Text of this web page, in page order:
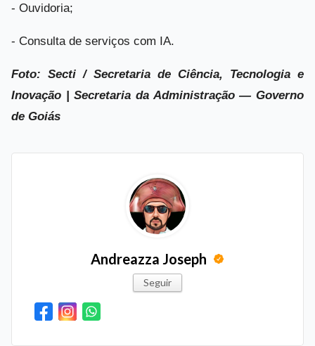
- Ouvidoria;
- Consulta de serviços com IA.
Foto: Secti / Secretaria de Ciência, Tecnologia e
Inovação | Secretaria da Administração — Governo
de Goiás
Andreazza Joseph
Seguir